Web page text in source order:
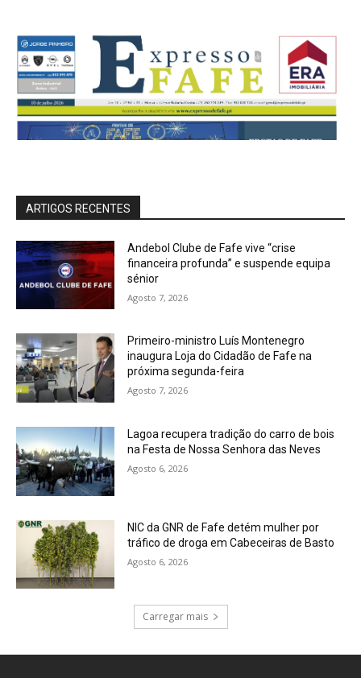
ARTIGOS RECENTES
Andebol Clube de Fafe vive “crise
financeira profunda” e suspende equipa
sénior
Agosto 7, 2026
Primeiro-ministro Luís Montenegro
inaugura Loja do Cidadão de Fafe na
próxima segunda-feira
Agosto 7, 2026
Lagoa recupera tradição do carro de bois
na Festa de Nossa Senhora das Neves
Agosto 6, 2026
NIC da GNR de Fafe detém mulher por
tráfico de droga em Cabeceiras de Basto
Agosto 6, 2026
Carregar mais